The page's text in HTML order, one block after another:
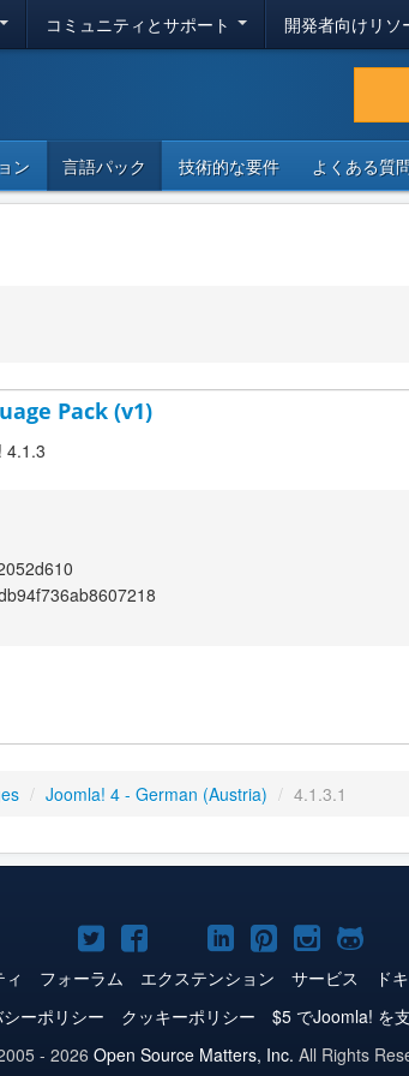
コミュニティとサポート 開発者向けリソ
ン 言語パック 技術的な要件 よくある質
Pack (v1)
4.1.3
/ Joomla! 4 - German (Austria) / 4.1.3.1
Joomla!
Twitter
Joomla!
Facebook
Joomla!
YouTube
Joomla!
LinkedIn
Joomla!
Pinterest
Joomla!
フォーラム エクステンション サービス ド
ーポリシー クッキーポリシー $5 でJoomla! を
- 2026 Open Source Matters, Inc. All Rights